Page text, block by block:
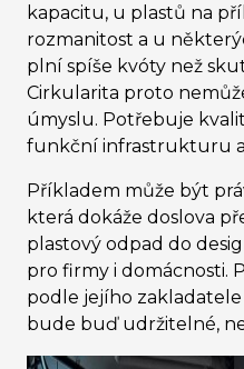
kapacitu, u plastů na
rozmanitost a u
plní spíše kvóty než
Cirkularita proto
úmyslu. Potřebuje
funkční infrastrukturu
Příkladem může být
která dokáže doslova
plastový odpad do
pro firmy i domácnosti.
podle jejího
bude buď udržitelné,